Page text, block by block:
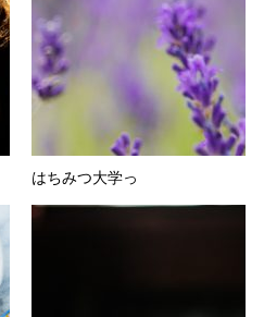
はちみつ大学っ